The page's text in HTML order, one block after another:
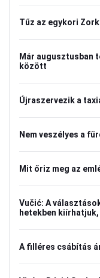
Tűz az egykori
Már augusztusban
között
Újraszervezik a
Nem veszélyes a
Mit őriz meg az
Vučić: A
hetekben
A filléres csábítás